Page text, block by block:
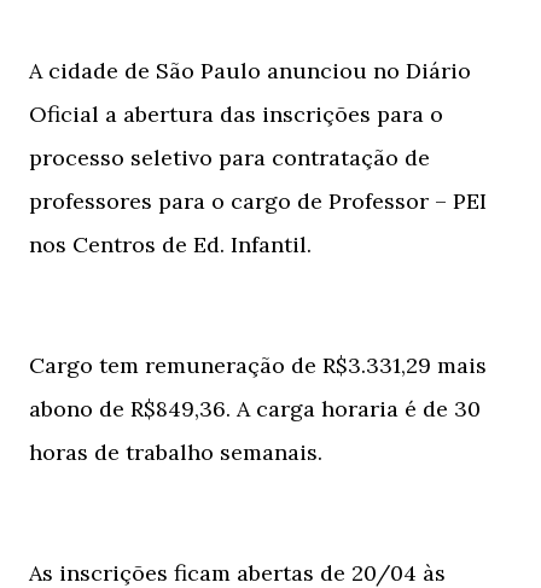
A cidade de São Paulo anunciou no Diário
Oficial a abertura das inscrições para o
processo seletivo para contratação de
professores para o cargo de Professor – PEI
nos Centros de Ed. Infantil.
Cargo tem remuneração de R$3.331,29 mais
abono de R$849,36. A carga horaria é de 30
horas de trabalho semanais.
As inscrições ficam abertas de 20/04 às